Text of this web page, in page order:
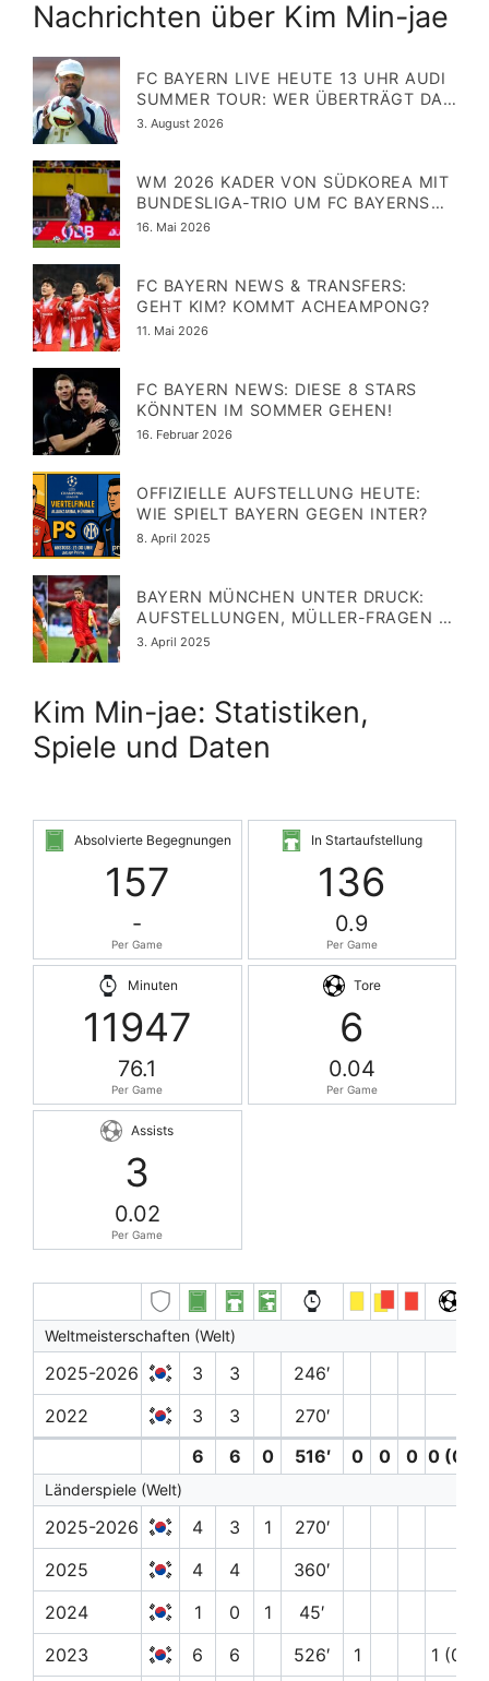
Nachrichten über Kim Min-jae
FC BAYERN LIVE HEUTE 13 UHR AUDI
SUMMER TOUR: WER ÜBERTRÄGT DAS
TESTSPIEL DER BAYERN?
Veröffentlicht
3. August 2026
WM 2026 KADER VON SÜDKOREA MIT
BUNDESLIGA-TRIO UM FC BAYERNS
KIM
Veröffentlicht
16. Mai 2026
FC BAYERN NEWS & TRANSFERS:
GEHT KIM? KOMMT ACHEAMPONG?
Veröffentlicht
11. Mai 2026
FC BAYERN NEWS: DIESE 8 STARS
KÖNNTEN IM SOMMER GEHEN!
Veröffentlicht
16. Februar 2026
OFFIZIELLE AUFSTELLUNG HEUTE:
WIE SPIELT BAYERN GEGEN INTER?
Veröffentlicht
8. April 2025
BAYERN MÜNCHEN UNTER DRUCK:
AUFSTELLUNGEN, MÜLLER-FRAGEN &
DERBY GEGEN AUGSBURG
Veröffentlicht
3. April 2025
Kim Min-jae: Statistiken,
Spiele und Daten
Absolvierte Begegnungen
157
-
Per Game
In Startaufstellung
136
0.9
Per Game
Minuten
11947
76.1
Per Game
Tore
6
0.04
Per Game
Assists
3
0.02
Per Game
Weltmeisterschaften (Welt)
2025-2026 3 3
246′
2022
3 3
270′
6
6 0 516′ 0 0 0 0 (0)
Länderspiele (Welt)
2025-2026 4 3 1
270′
2025
4 4
360′
2024
1 0 1
45′
2023
6 6 526′ 1
1 (0)